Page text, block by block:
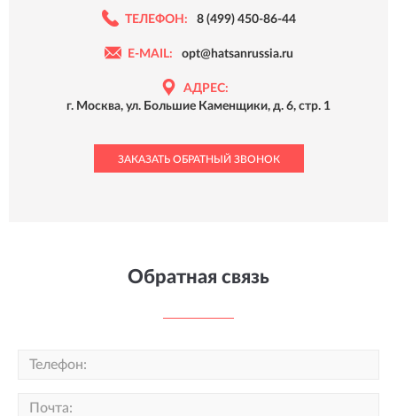
ТЕЛЕФОН: 8 (499) 450-86-44
E-MAIL: opt@hatsanrussia.ru
АДРЕС:
г. Москва, ул. Большие Каменщики, д. 6, стр. 1
ЗАКАЗАТЬ ОБРАТНЫЙ ЗВОНОК
Обратная связь